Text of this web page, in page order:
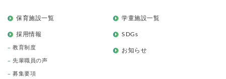
保育施設一覧 学童施設一覧
採用情報
教育制度
先輩職員の声
募集要項
SDGs
お知らせ